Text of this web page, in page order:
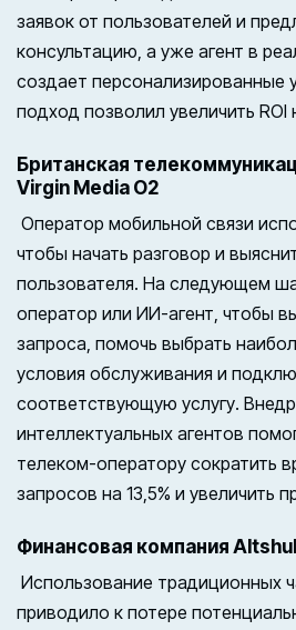
заявок от пользователей и
консультацию, а уже агент в
создает персонализированные
подход позволил увеличить ROI
Британская
Virgin Media O2
Оператор мобильной связи
чтобы начать разговор и
пользователя. На следующем
оператор или ИИ-агент, чтобы
запроса, помочь выбрать
условия обслуживания и
соответствующую услугу.
интеллектуальных агентов
телеком-оператору сократить
запросов на 13,5% и увеличить
Финансовая компания
Использование традиционных
приводило к потере